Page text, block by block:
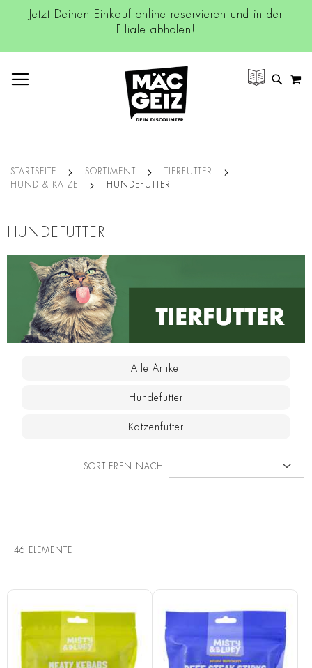
Jetzt Deinen Einkauf online reservieren und in der
Filiale abholen!
SUCHE
STARTSEITE SORTIMENT
TIERFUTTER
HUND & KATZE
HUNDEFUTTER
HUNDEFUTTER
Alle Artikel
Hundefutter
Katzenfutter
46 ELEMENTE
SORTIEREN NACH